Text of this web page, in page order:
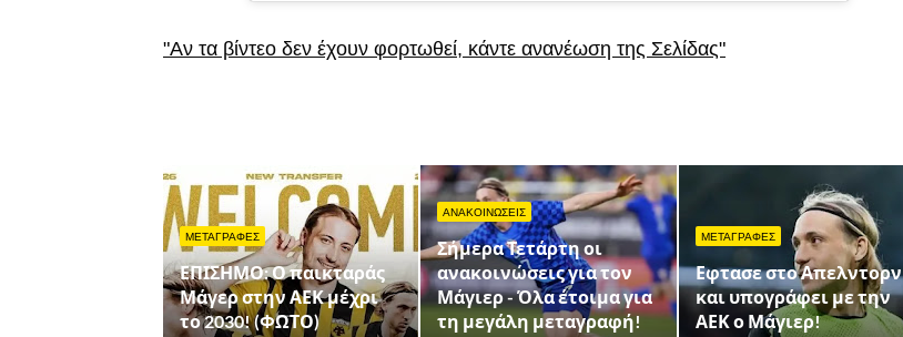
"Αν τα βίντεο δεν έχουν φορτωθεί, κάντε ανανέωση της Σελίδας"
ΜΕΤΑΓΡΑΦΕΣ
ΕΠΙΣΗΜΟ: Ο παικταράς
Μάγερ στην ΑΕΚ μέχρι
το 2030! (ΦΩΤΟ)
ΑΝΑΚΟΙΝΩΣΕΙΣ
Σήμερα Τετάρτη οι
ανακοινώσεις για τον
Μάγιερ - Όλα έτοιμα για
τη μεγάλη μεταγραφή!
ΜΕΤΑΓΡΑΦΕΣ
Εφτασε στο Απελντορν
και υπογράφει με την
ΑΕΚ ο Μάγιερ!